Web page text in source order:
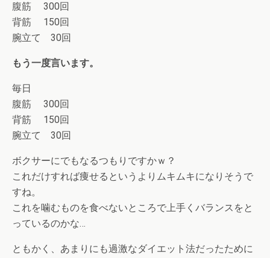
腹筋 300回
背筋 150回
腕立て 30回
もう一度言います。
毎日
腹筋 300回
背筋 150回
腕立て 30回
ボクサーにでもなるつもりですかｗ？
これだけすれば痩せるというよりムキムキになりそうで
すね。
これを噛むものを食べないところで上手くバランスをと
っているのかな…
ともかく、あまりにも過激なダイエット法だったために